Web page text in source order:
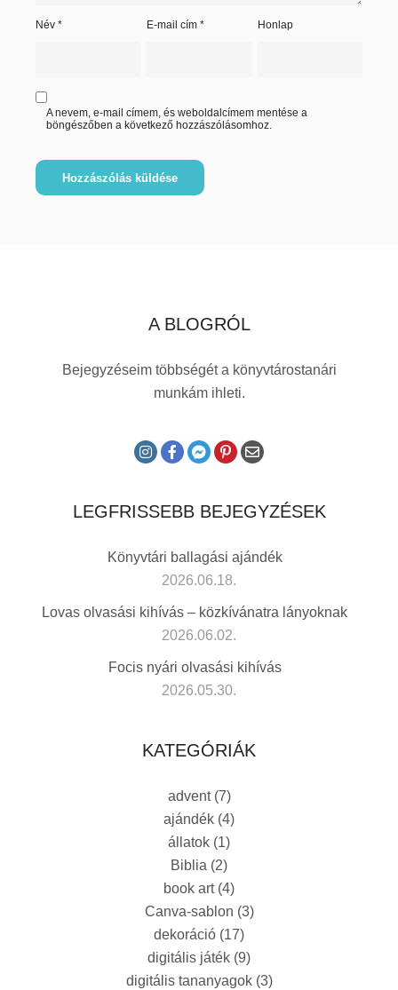
Név * E-mail cím* Honlap
A nevem, e-mail címem, és weboldalcímem mentése a
böngészőben a következő hozzászólásomhoz.
A BLOGRÓL
Bejegyzéseim többségét a könyvtárostanári
munkám ihleti.
LEGFRISSEBB BEJEGYZÉSEK
Könyvtári ballagási ajándék
2026.06.18.
Lovas olvasási kihívás – közkívánatra lányoknak
2026.06.02.
Focis nyári olvasási kihívás
2026.05.30.
KATEGÓRIÁK
advent(7)
ajándék (4)
állatok (1)
Biblia (2)
book art(4)
Canva-sablon (3)
dekoráció (17)
digitális játék (9)
digitális tananyagok(3)